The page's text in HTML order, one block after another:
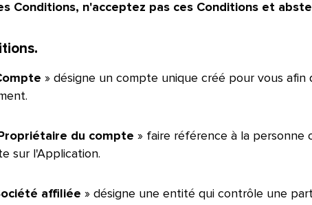
Conditions, n'acceptez pas ces Conditions et
» désigne un compte unique créé pour vous afin
Propriétaire du compte » faire référence à la personne
sur l'Application.​​
affiliée » désigne une entité qui contrôle une